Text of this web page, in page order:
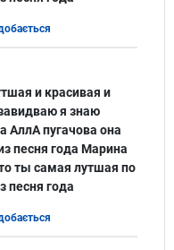
и красивая и
я знаю
АллА пугачова она
песня года Марина
ты самая лутшая по
песня года